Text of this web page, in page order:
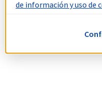
de información y uso de